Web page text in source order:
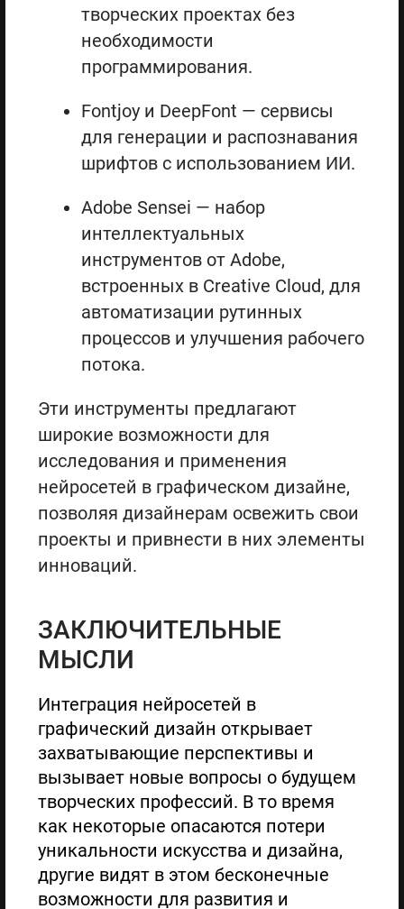
творческих проектах без
необходимости
программирования.
Fontjoy и DeepFont — сервисы
для генерации и распознавания
шрифтов с использованием ИИ.
Adobe Sensei — набор
интеллектуальных
инструментов от Adobe,
встроенных в Creative Cloud, для
автоматизации рутинных
процессов и улучшения рабочего
потока.
Эти инструменты предлагают
широкие возможности для
исследования и применения
нейросетей в графическом дизайне,
позволяя дизайнерам освежить свои
проекты и привнести в них элементы
инноваций.
ЗАКЛЮЧИТЕЛЬНЫЕ
МЫСЛИ
Интеграция нейросетей в
графический дизайн открывает
захватывающие перспективы и
вызывает новые вопросы о будущем
творческих профессий. В то время
как некоторые опасаются потери
уникальности искусства и дизайна,
другие видят в этом бесконечные
возможности для развития и